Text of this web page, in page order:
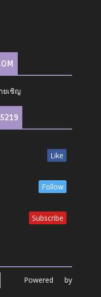
ยเชิญ
Like
Follow
Subscribe
Powered by